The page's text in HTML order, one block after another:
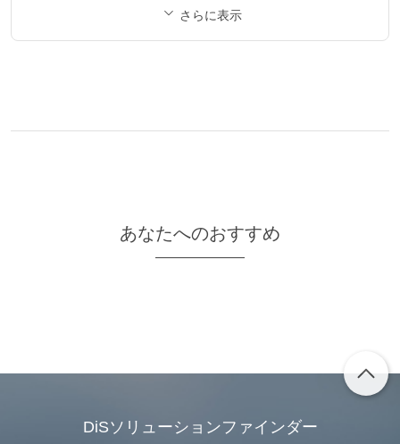
さらに表示
あなたへのおすすめ
DiSソリューションファインダー